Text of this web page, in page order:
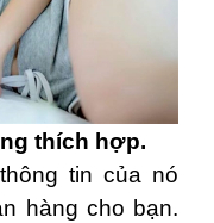
thích hợp.
tin của nó
hàng cho bạn.